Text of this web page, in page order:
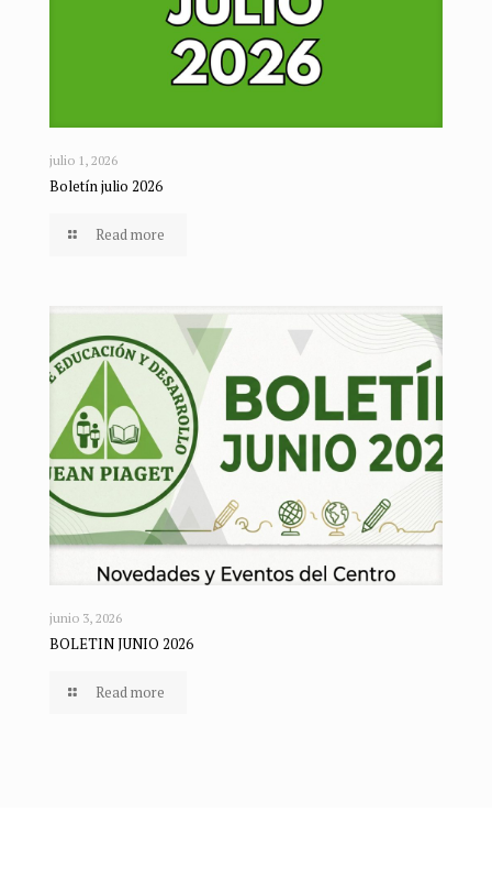
julio 1, 2026
Boletín julio 2026
Read more
junio 3, 2026
BOLETIN JUNIO 2026
Read more